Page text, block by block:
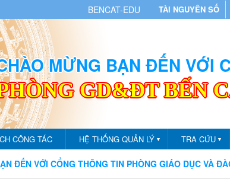
BENCAT-EDU TÀI NGUYÊN SỐ
MỪNG BẠN ĐẾN VỚI
GD&ĐT BẾN
CÔNG TÁC HỆ THỐNG QUẢN LÝ ▼ TRA CỨU ▼
THÔNG TIN PHÒNG GIÁO DỤC VÀ ĐÀO TẠO THÀNH